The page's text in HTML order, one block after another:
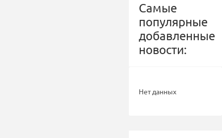
Самые
популярные
добавленные
новости:
Нет данных